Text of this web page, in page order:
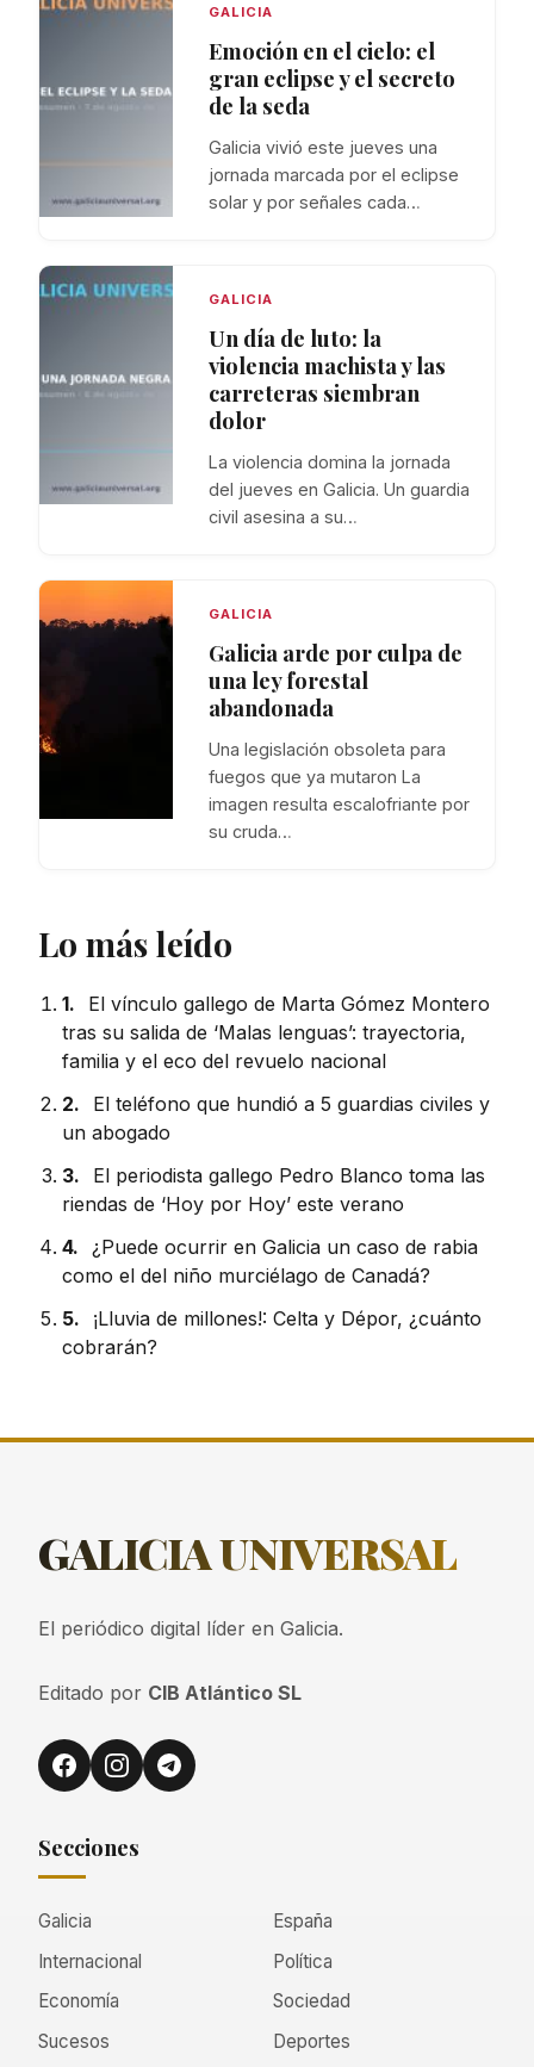
GALICIA
Emoción en el cielo: el
gran eclipse y el secreto
de la seda
Galicia vivió este jueves una
jornada marcada por el eclipse
solar y por señales cada…
GALICIA
Un día de luto: la
violencia machista y las
carreteras siembran
dolor
La violencia domina la jornada
del jueves en Galicia. Un guardia
civil asesina a su…
GALICIA
Galicia arde por culpa de
una ley forestal
abandonada
Una legislación obsoleta para
fuegos que ya mutaron La
imagen resulta escalofriante por
su cruda…
Lo más leído
1.
El vínculo gallego de Marta Gómez Montero
tras su salida de ‘Malas lenguas’: trayectoria,
familia y el eco del revuelo nacional
2.
El teléfono que hundió a 5 guardias civiles y
un abogado
3.
El periodista gallego Pedro Blanco toma las
riendas de ‘Hoy por Hoy’ este verano
4. ¿Puede ocurrir en Galicia un caso de rabia
como el del niño murciélago de Canadá?
5.
¡Lluvia de millones!: Celta y Dépor, ¿cuánto
cobrarán?
GALICIAUNIVERSAL
El periódico digital líder en Galicia.
Editado por CIB Atlántico SL
Secciones
Galicia
España
Internacional
Política
Economía
Sociedad
Sucesos
Deportes